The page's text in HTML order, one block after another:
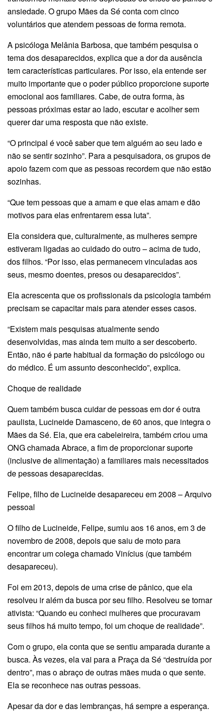
ansiedade. O grupo Mães da Sé conta com cinco
voluntários que atendem pessoas de forma remota.
A psicóloga Melânia Barbosa, que também pesquisa o
tema dos desaparecidos, explica que a dor da ausência
tem características particulares. Por isso, ela entende ser
muito importante que o poder público proporcione suporte
emocional aos familiares. Cabe, de outra forma, às
pessoas próximas estar ao lado, escutar e acolher sem
querer dar uma resposta que não existe.
“O principal é você saber que tem alguém ao seu lado e
não se sentir sozinho”. Para a pesquisadora, os grupos de
apoio fazem com que as pessoas recordem que não estão
sozinhas.
“Que tem pessoas que a amam e que elas amam e dão
motivos para elas enfrentarem essa luta”.
Ela considera que, culturalmente, as mulheres sempre
estiveram ligadas ao cuidado do outro – acima de tudo,
dos filhos. “Por isso, elas permanecem vinculadas aos
seus, mesmo doentes, presos ou desaparecidos”.
Ela acrescenta que os profissionais da psicologia também
precisam se capacitar mais para atender esses casos.
“Existem mais pesquisas atualmente sendo
desenvolvidas, mas ainda tem muito a ser descoberto.
Então, não é parte habitual da formação do psicólogo ou
do médico. É um assunto desconhecido”, explica.
Choque de realidade
Quem também busca cuidar de pessoas em dor é outra
paulista, Lucineide Damasceno, de 60 anos, que integra o
Mães da Sé. Ela, que era cabeleireira, também criou uma
ONG chamada Abrace, a fim de proporcionar suporte
(inclusive de alimentação) a familiares mais necessitados
de pessoas desaparecidas.
Felipe, filho de Lucineide desapareceu em 2008 – Arquivo
pessoal
O filho de Lucineide, Felipe, sumiu aos 16 anos, em 3 de
novembro de 2008, depois que saiu de moto para
encontrar um colega chamado Vinícius (que também
desapareceu).
Foi em 2013, depois de uma crise de pânico, que ela
resolveu ir além da busca por seu filho. Resolveu se tornar
ativista: “Quando eu conheci mulheres que procuravam
seus filhos há muito tempo, foi um choque de realidade”.
Com o grupo, ela conta que se sentiu amparada durante a
busca. Às vezes, ela vai para a Praça da Sé “destruída por
dentro”, mas o abraço de outras mães muda o que sente.
Ela se reconhece nas outras pessoas.
Apesar da dor e das lembranças, há sempre a esperança.